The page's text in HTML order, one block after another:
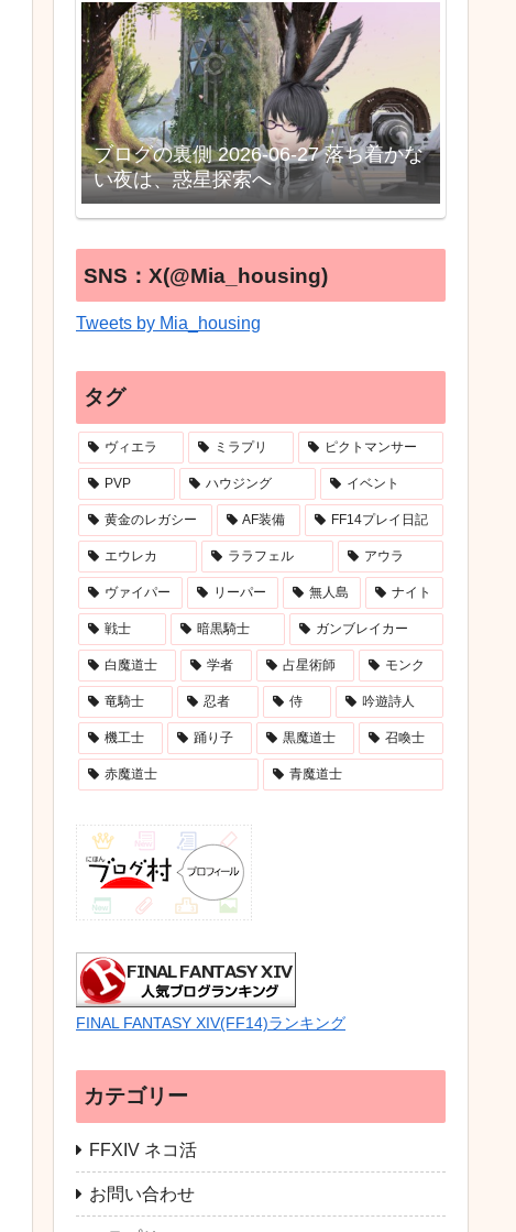
ブログの裏側 2026-06-27 落ち着かな
い夜は、惑星探索へ
SNS：X(@Mia_housing)
Tweets by Mia_housing
タグ
ヴィエラ ミラプリ ピクトマンサー
PVP ハウジング イベント
黄金のレガシー AF装備 FF14プレイ日記
エウレカ ララフェル アウラ
ヴァイパー リーパー 無人島 ナイト
戦士 暗黒騎士 ガンブレイカー
白魔道士 学者 占星術師 モンク
竜騎士 忍者 侍 吟遊詩人
機工士 踊り子 黒魔道士 召喚士
赤魔道士 青魔道士
FINAL FANTASY XIV(FF14)ランキング
カテゴリー
FFXIV ネコ活
お問い合わせ